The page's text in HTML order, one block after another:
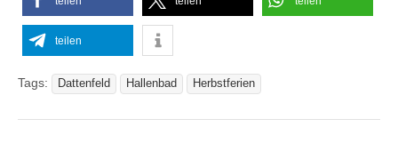
teilen
Tags: Dattenfeld Hallenbad Herbstferien